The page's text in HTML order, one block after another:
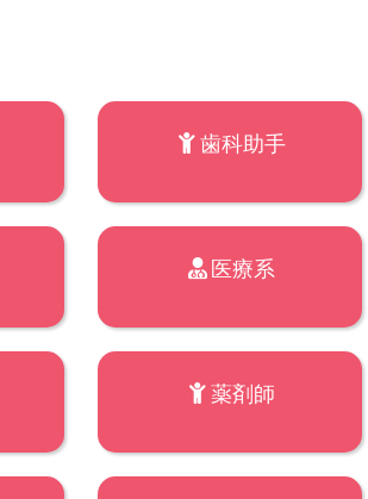
歯科助手
医療系
薬剤師